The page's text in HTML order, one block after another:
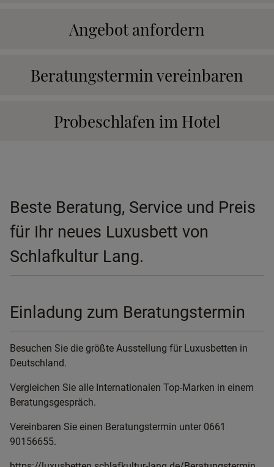
Angebot anfordern
Beratungstermin vereinbaren
Probeschlafen im Hotel
Beste Beratung, Service und Preis
für Ihr neues Luxusbett von
Schlafkultur Lang.
Einladung zum Beratungstermin
Besuchen Sie die größte Ausstellung für Luxusbetten in
Deutschland.
Vergleichen Sie alle Internationalen Top-Marken in einem
Beratungsgespräch.
Vereinbaren Sie einen Beratungstermin unter 0661
90156655.